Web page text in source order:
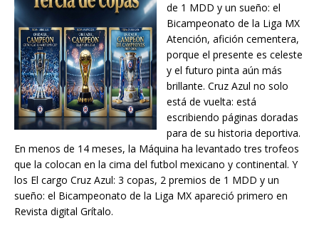
de 1 MDD y un sueño: el
Bicampeonato de la Liga MX
Atención, afición cementera,
porque el presente es celeste
y el futuro pinta aún más
brillante. Cruz Azul no solo
está de vuelta: está
escribiendo páginas doradas
para de su historia deportiva.
En menos de 14 meses, la Máquina ha levantado tres trofeos
que la colocan en la cima del futbol mexicano y continental. Y
los El cargo Cruz Azul: 3 copas, 2 premios de 1 MDD y un
sueño: el Bicampeonato de la Liga MX apareció primero en
Revista digital Grítalo.